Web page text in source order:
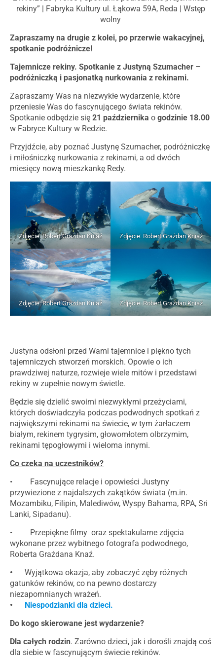
rekiny” | Fabryka Kultury ul. Łąkowa 59A, Reda | Wstęp
wolny
Zapraszamy na drugie z kolei, po przerwie wakacyjnej,
spotkanie podróżnicze!
Tajemnicze rekiny. Spotkanie z Justyną Szumacher –
podróżniczką i pasjonatką nurkowania z rekinami.
Zapraszamy Was na niezwykłe wydarzenie, które
przeniesie Was do fascynującego świata rekinów.
Spotkanie odbędzie się 21 października o godzinie 18.00
w Fabryce Kultury w Redzie.
Przyjdźcie, aby poznać Justynę Szumacher, podróżniczkę
i miłośniczkę nurkowania z rekinami, a od dwóch
miesięcy nową mieszkankę Redy.
Zdjęcie: Robert Grażdan Kniaź Zdjęcie: Robert Grażdan Kniaź
Zdjęcie: Robert Grażdan Kniaź Zdjęcie: Robert Grażdan Kniaź
Justyna odsłoni przed Wami tajemnice i piękno tych
tajemniczych stworzeń morskich. Opowie o ich
prawdziwej naturze, rozwieje wiele mitów i przedstawi
rekiny w zupełnie nowym świetle.
Będzie się dzielić swoimi niezwykłymi przeżyciami,
których doświadczyła podczas podwodnych spotkań z
największymi rekinami na świecie, w tym żarłaczem
białym, rekinem tygrysim, głowomłotem olbrzymim,
rekinami tępogłowymi i wieloma innymi.
Co czeka na uczestników?
• Fascynujące relacje i opowieści Justyny
przywiezione z najdalszych zakątków świata (m.in.
Mozambiku, Filipin, Malediwów, Wyspy Bahama, RPA, Sri
Lanki, Sipadanu).
• Przepiękne filmy oraz spektakularne zdjęcia
wykonane przez wybitnego fotografa podwodnego,
Roberta Grażdana Knaź.
• Wyjątkowa okazja, aby zobaczyć zęby różnych
gatunków rekinów, co na pewno dostarczy
niezapomnianych wrażeń.
• Niespodzianki dla dzieci.
Do kogo skierowane jest wydarzenie?
Dla całych rodzin. Zarówno dzieci, jak i dorośli znajdą coś
dla siebie w fascynującym świecie rekinów.